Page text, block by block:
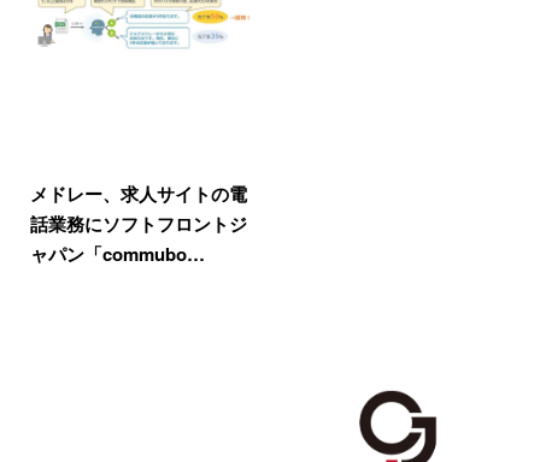
メドレー、求人サイトの電
話業務にソフトフロントジ
ャパン「commubo…